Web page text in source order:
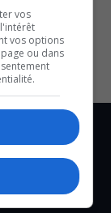
NOTRE
vos
vos options
ou dans